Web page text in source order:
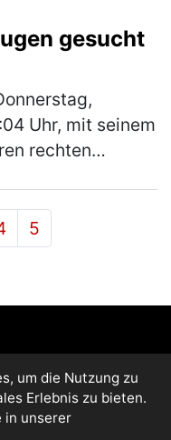
(mehr)
gesucht
Uhr, mit seinem
rechten
5
um die Nutzung zu
Erlebnis zu bieten.
in unserer